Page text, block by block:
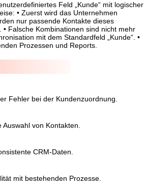
Feld „Kunde“ mit logischer
• Zuerst wird das Unternehmen
nur passende Kontakte dieses
Falsche Kombinationen sind nicht mehr
mit dem Standardfeld „Kunde“. •
Prozessen und Reports.
Fehler bei der Kundenzuordnung.
von Kontakten.
CRM-Daten.
mit bestehenden Prozesse.